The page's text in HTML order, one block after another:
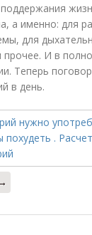
а именно: для
для
прочее. И в
Теперь
в день.